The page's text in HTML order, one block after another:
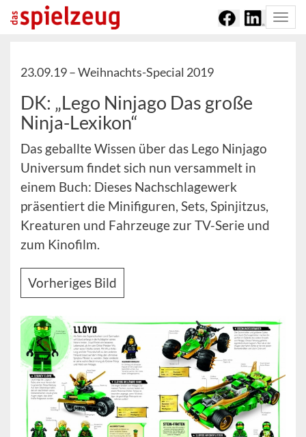
23.09.19 –Weihnachts-Special 2019
DK: „Lego Ninjago Das große
Ninja-Lexikon“
Das geballte Wissen über das Lego Ninjago
Universum findet sich nun versammelt in
einem Buch: Dieses Nachschlagewerk
präsentiert die Minifiguren, Sets, Spinjitzus,
Kreaturen und Fahrzeuge zur TV-Serie und
zum Kinofilm.
Vorheriges Bild